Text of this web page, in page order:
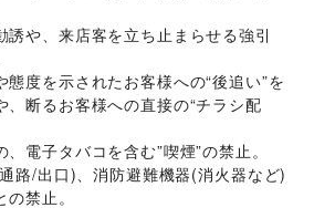
や、来店客を立ち止まらせる強引
度を示されたお客様への“後追い”を
、断るお客様への直接の“チラシ配
子タバコを含む”喫煙”の禁止。
/出口)、消防避難機器(消火器など)
禁止。